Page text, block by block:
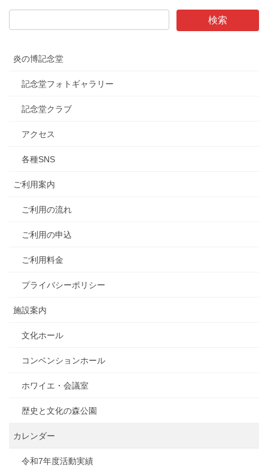
炎の博記念堂
記念堂フォトギャラリー
記念堂クラブ
アクセス
各種SNS
ご利用案内
ご利用の流れ
ご利用の申込
ご利用料金
プライバシーポリシー
施設案内
文化ホール
コンベンションホール
ホワイエ・会議室
歴史と文化の森公園
カレンダー
令和7年度活動実績